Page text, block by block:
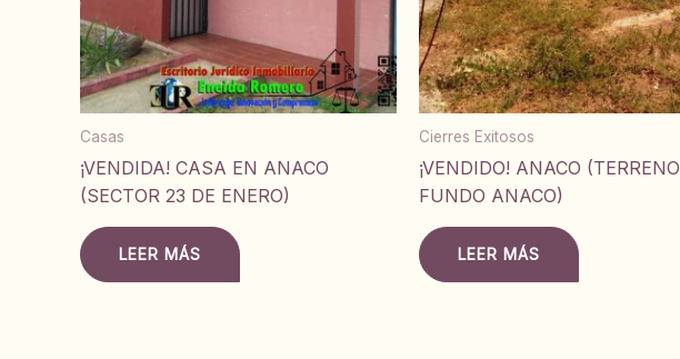
Casas
¡VENDIDA! CASA EN ANACO
(SECTOR 23 DE ENERO)
LEER MÁS
Cierres Exitosos
¡VENDIDO! ANACO (TERRENO
FUNDO ANACO)
LEER MÁS